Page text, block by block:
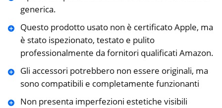
generica.
Questo prodotto usato non è certificato Apple, ma
è stato ispezionato, testato e pulito
professionalmente da fornitori qualificati Amazon.
Gli accessori potrebbero non essere originali, ma
sono compatibili e completamente funzionanti
Non presenta imperfezioni estetiche visibili